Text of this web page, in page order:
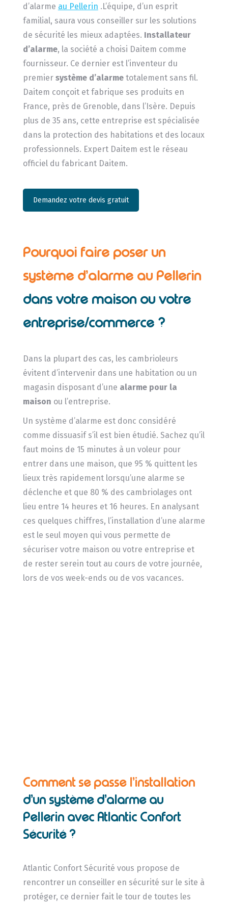
d’alarme au Pellerin .L’équipe, d’un esprit
familial, saura vous conseiller sur les solutions
de sécurité les mieux adaptées. Installateur
d’alarme, la société a choisi Daitem comme
fournisseur. Ce dernier est l’inventeur du
premier système d’alarmetotalement sans fil.
Daitem conçoit et fabrique ses produits en
France, près de Grenoble, dans l’Isère. Depuis
plus de 35 ans, cette entreprise est spécialisée
dans la protection des habitations et des locaux
professionnels. Expert Daitem est le réseau
officiel du fabricant Daitem.
Demandez votre devis gratuit
Pourquoi faire poser un
système d’alarme au Pellerin
dans votre maison ou votre
entreprise/commerce ?
Dans la plupart des cas, les cambrioleurs
évitent d’intervenir dans une habitation ou un
magasin disposant d’une alarme pour la
maison ou l’entreprise.
Un système d’alarme est donc considéré
comme dissuasif s’il est bien étudié. Sachez qu’il
faut moins de 15 minutes à un voleur pour
entrer dans une maison, que 95 % quittent les
lieux très rapidement lorsqu’une alarme se
déclenche et que 80 % des cambriolages ont
lieu entre 14 heures et 16 heures. En analysant
ces quelques chiffres, l’installation d’une alarme
est le seul moyen qui vous permette de
sécuriser votre maison ou votre entreprise et
de rester serein tout au cours de votre journée,
lors de vos week-ends ou de vos vacances.
Comment se passe l’installation
d’un système d’alarme au
Pellerin avec Atlantic Confort
Sécurité ?
Atlantic Confort Sécurité vous propose de
rencontrer un conseiller en sécurité sur le site à
protéger, ce dernier fait le tour de toutes les